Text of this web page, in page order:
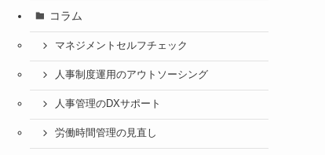
コラム
マネジメントセルフチェック
人事制度運用のアウトソーシング
人事管理のDXサポート
労働時間管理の見直し